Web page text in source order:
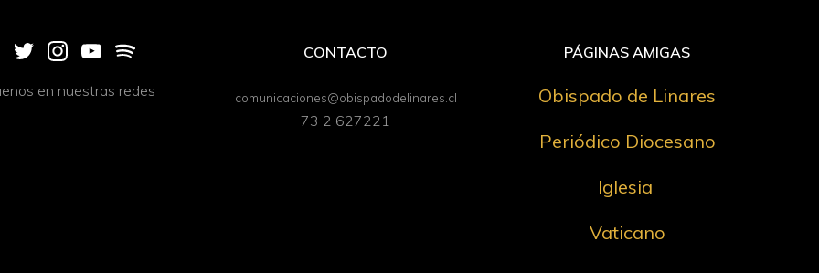
en nuestras redes
CONTACTO
comunicaciones@obispadodelinares.cl
73 2 627221
PÁGINAS AMIGAS
Obispado de Linares
Periódico Diocesano
Iglesia
Vaticano